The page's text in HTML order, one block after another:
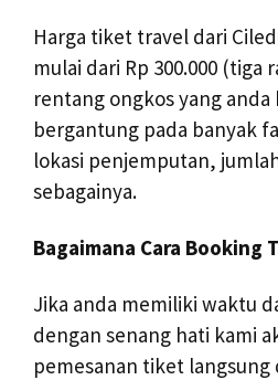
Harga tiket travel dari
mulai dari Rp 300.000 (tiga
rentang ongkos yang anda
bergantung pada banyak
lokasi penjemputan,
sebagainya.
Bagaimana Cara Booking
Jika anda memiliki waktu
dengan senang hati kami
pemesanan tiket